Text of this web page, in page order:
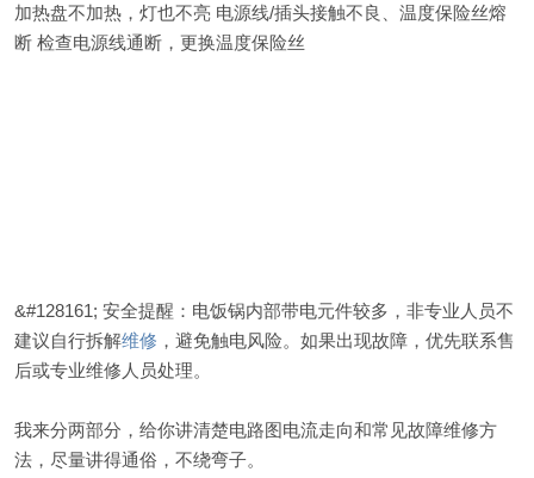
加热盘不加热，灯也不亮 电源线/插头接触不良、温度保险丝熔
断 检查电源线通断，更换温度保险丝
&#128161; 安全提醒：电饭锅内部带电元件较多，非专业人员不
建议自行拆解维修 ，避免触电风险。如果出现故障，优先联系售
后或专业维修人员处理。
我来分两部分，给你讲清楚电路图电流走向和常见故障维修方
法，尽量讲得通俗，不绕弯子。